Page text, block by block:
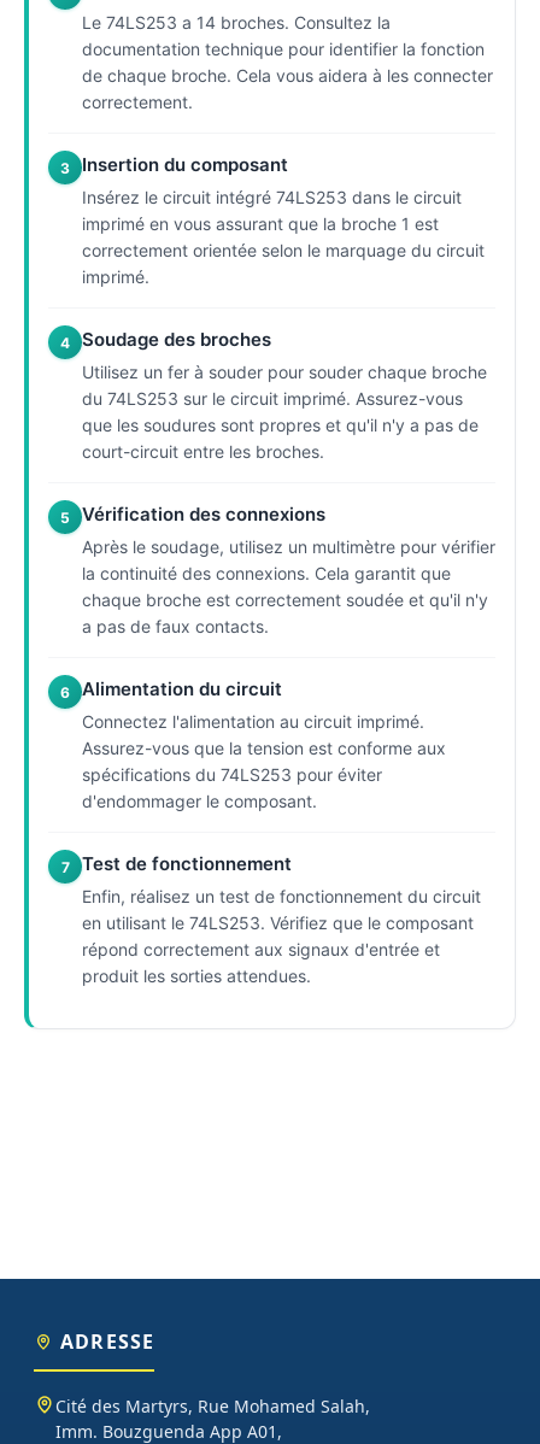
Le 74LS253 a 14 broches. Consultez la
documentation technique pour identifier la fonction
de chaque broche. Cela vous aidera à les connecter
correctement.
3 Insertion du composant
Insérez le circuit intégré 74LS253 dans le circuit
imprimé en vous assurant que la broche 1 est
correctement orientée selon le marquage du circuit
imprimé.
4 Soudage des broches
Utilisez un fer à souder pour souder chaque broche
du 74LS253 sur le circuit imprimé. Assurez-vous
que les soudures sont propres et qu'il n'y a pas de
court-circuit entre les broches.
5 Vérification des connexions
Après le soudage, utilisez un multimètre pour vérifier
la continuité des connexions. Cela garantit que
chaque broche est correctement soudée et qu'il n'y
a pas de faux contacts.
6 Alimentation du circuit
Connectez l'alimentation au circuit imprimé.
Assurez-vous que la tension est conforme aux
spécifications du 74LS253 pour éviter
d'endommager le composant.
7 Test de fonctionnement
Enfin, réalisez un test de fonctionnement du circuit
en utilisant le 74LS253. Vérifiez que le composant
répond correctement aux signaux d'entrée et
produit les sorties attendues.
ADRESSE
Cité des Martyrs, Rue Mohamed Salah,
Imm. Bouzguenda App A01,